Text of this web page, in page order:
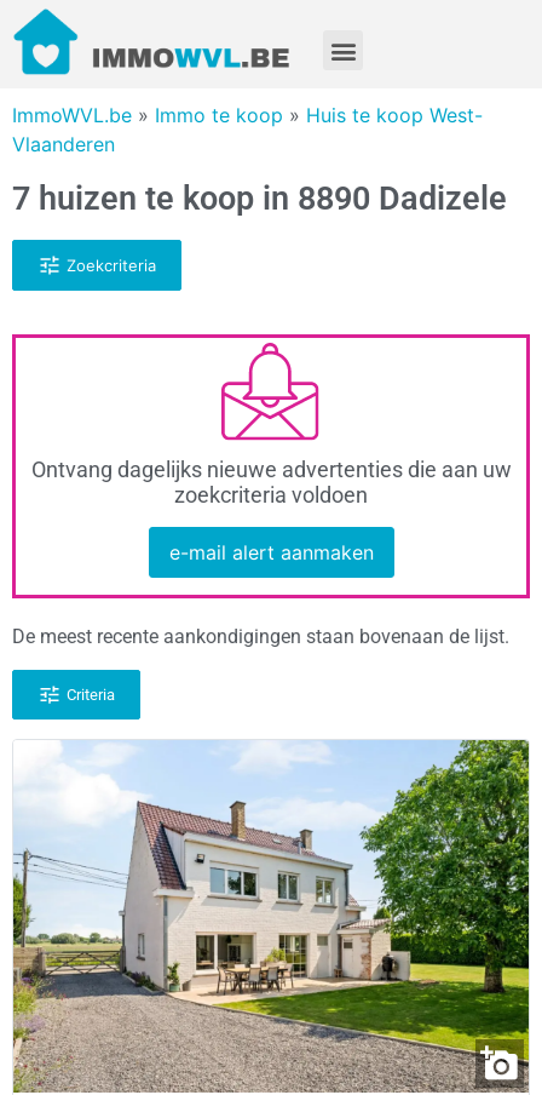
ImmoWVL.be » Immo te koop » Huis te koop West-
Vlaanderen
7 huizen te koop in 8890 Dadizele
Zoekcriteria
Ontvang dagelijks nieuwe advertenties die aan uw
zoekcriteria voldoen
e-mail alert aanmaken
De meest recente aankondigingen staan bovenaan de lijst.
Criteria